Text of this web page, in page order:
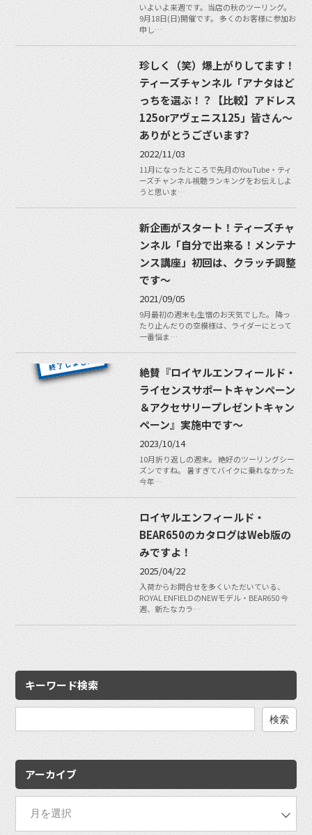
いよいよ来週です。当店の秋のツーリング。
9月18日(日)開催です。 多くのお客様に参加お
申し…
珍しく（笑）爆上がりしてます！
ティーズチャンネル「アナタはど
っちを選ぶ！？【比較】アドレス
125orアヴェニス125」皆さん〜
ありがとうございます?
2022/11/03
11月になったところで先月のYouTube・ティ
ーズチャンネル視聴ランキングをお伝えしよ
うと思いま…
新企画がスタート！ティーズチャ
ンネル「自分で出来る！メンテナ
ンス講座」初回は、クラッチ調整
です〜
2021/09/05
9月最初の週末も生憎のお天気でした。 降っ
たり止んだりの空模様は、ライダーにとって
一番悩ま…
絶賛『ロイヤルエンフィールド・
ライセンスサポートキャンペーン
＆アクセサリープレゼントキャン
ペーン』実施中です〜
2023/10/14
10月折り返しの週末。 絶好のツーリングシー
ズンですね。 暑すぎてバイクに乗れなかった
今年…
ロイヤルエンフィールド・
BEAR650のカタログはWeb版の
みですよ！
2025/04/22
入荷からお問合せを多くいただいている、
ROYAL ENFIELDのNEWモデル・BEAR650 今
週、新たなカラ…
キーワード検索
アーカイブ